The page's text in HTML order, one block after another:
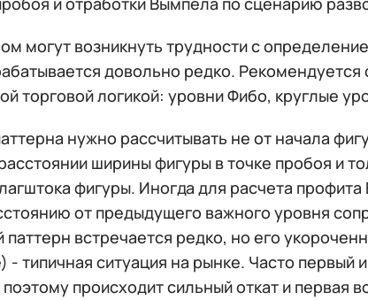
могут возникнуть трудности с
довольно редко. Рекомендуется
торговой логикой: уровни Фибо, круглые
нужно рассчитывать не от начала
ширины фигуры в точке пробоя и
фигуры. Иногда для расчета
от предыдущего важного уровня
паттерн встречается редко, но его
- типичная ситуация на рынке. Часто
происходит сильный откат и первая